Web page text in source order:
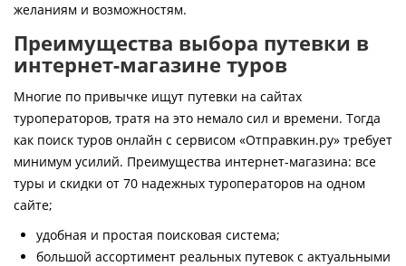
желаниям и возможностям.
Преимущества выбора путевки в
интернет-магазине туров
Многие по привычке ищут путевки на сайтах
туроператоров, тратя на это немало сил и времени. Тогда
как поиск туров онлайн с сервисом «Отправкин.ру» требует
минимум усилий. Преимущества интернет-магазина: все
туры и скидки от 70 надежных туроператоров на одном
сайте;
удобная и простая поисковая система;
большой ассортимент реальных путевок с актуальными